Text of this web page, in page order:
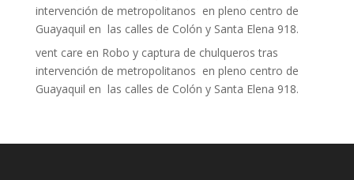
intervención de metropolitanos en pleno centro de
Guayaquil en las calles de Colón y Santa Elena 918.
vent care en Robo y captura de chulqueros tras
intervención de metropolitanos en pleno centro de
Guayaquil en las calles de Colón y Santa Elena 918.